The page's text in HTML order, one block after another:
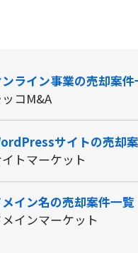
ライン事業の売却案件
ッコM&A
サイトの売却
トマーケット
メイン名の売却案件一覧
メインマーケット